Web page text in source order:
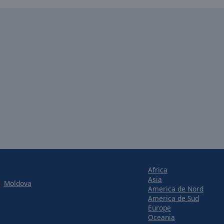
Moldova
Africa
Asia
America de Nord
America de Sud
Europe
Oceania